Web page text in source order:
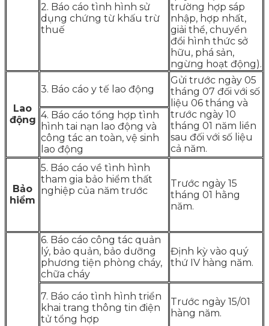
2. Báo cáo tình hình sử
dụng chứng từ khấu trừ
thuế
trường hợp sáp
nhập, hợp nhất,
giải thể, chuyển
đổi hình thức sở
hữu, phá sản,
ngừng hoạt động).
Lao
động
3. Báo cáo y tế lao động
Gửi trước ngày 05
tháng 07 đối với số
liệu 06 tháng và
trước ngày 10
tháng 01 năm liền
sau đối với số liệu
cả năm.
4. Báo cáo tổng hợp tình
hình tai nạn lao động và
công tác an toàn, vệ sinh
lao động
Bảo
hiểm
5. Báo cáo về tình hình
tham gia bảo hiểm thất
nghiệp của năm trước
Trước ngày 15
tháng 01 hằng
năm.
6. Báo cáo công tác quản
lý, bảo quản, bảo dưỡng
phương tiện phòng cháy,
chữa cháy
Định kỳ vào quý
thứ IV hàng năm.
7. Báo cáo tình hình triển
khai trang thông tin điện
tử tổng hợp
Trước ngày 15/01
hàng năm.